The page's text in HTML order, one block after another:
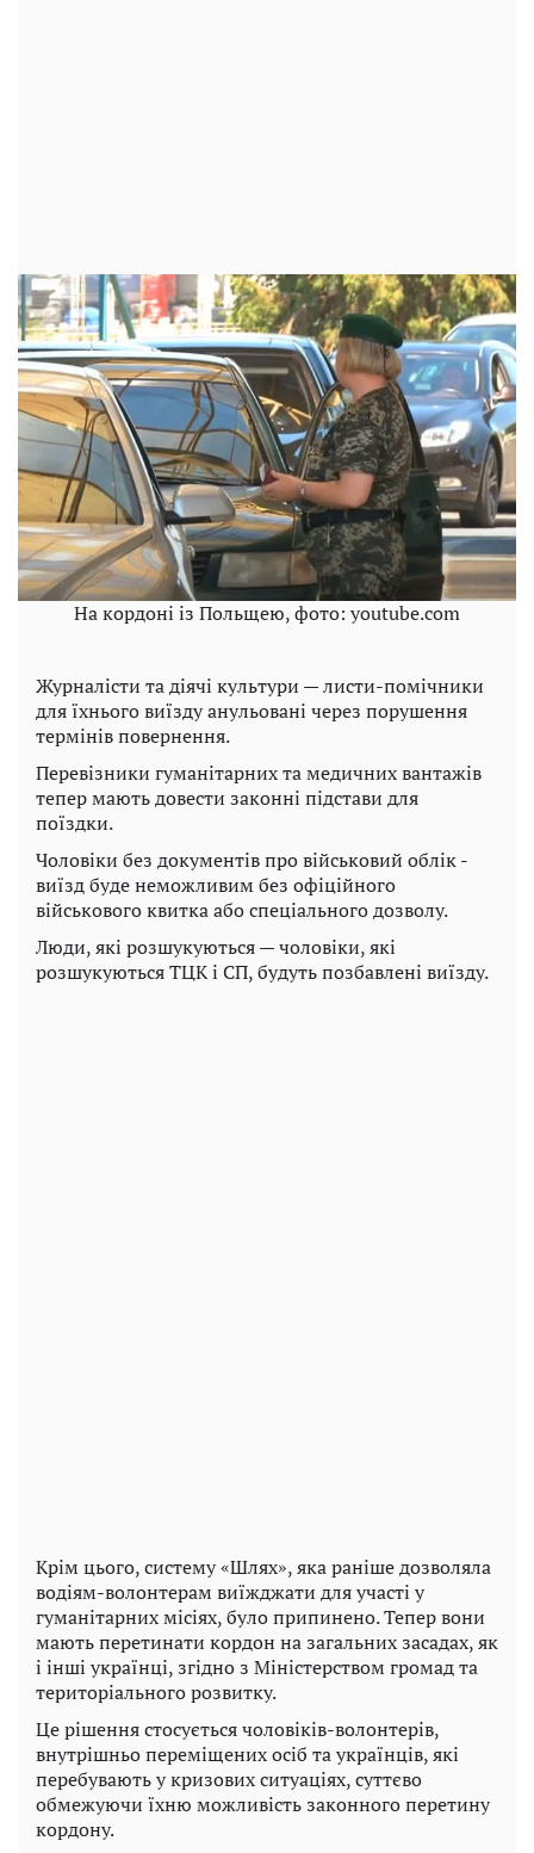
На кордоні із Польщею, фото: youtube.com
Журналісти та діячі культури — листи-помічники
для їхнього виїзду анульовані через порушення
термінів повернення.
Перевізники гуманітарних та медичних вантажів
тепер мають довести законні підстави для
поїздки.
Чоловіки без документів про військовий облік -
виїзд буде неможливим без офіційного
військового квитка або спеціального дозволу.
Люди, які розшукуються — чоловіки, які
розшукуються ТЦК і СП, будуть позбавлені виїзду.
Крім цього, систему «Шлях», яка раніше дозволяла
водіям-волонтерам виїжджати для участі у
гуманітарних місіях, було припинено. Тепер вони
мають перетинати кордон на загальних засадах, як
і інші українці, згідно з Міністерством громад та
територіального розвитку.
Це рішення стосується чоловіків-волонтерів,
внутрішньо переміщених осіб та українців, які
перебувають у кризових ситуаціях, суттєво
обмежуючи їхню можливість законного перетину
кордону.